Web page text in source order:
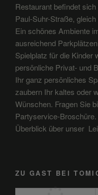
Restaurant befindet
Paul-Suhr-Straße,
Ein schönes Ambiente
ausreichend
Spielplatz für die Kinder
persönliche Privat- und
Ihr ganz persönliches
zaubern Ihr kaltes oder
Wünschen. Fragen Sie
Partyservice-
Überblick über unser
ZU GAST BEI